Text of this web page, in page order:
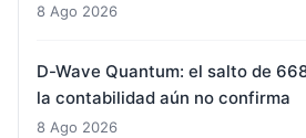
8 Ago 2026
D-Wave Quantum: el salto de
la contabilidad aún no confirma
8 Ago 2026